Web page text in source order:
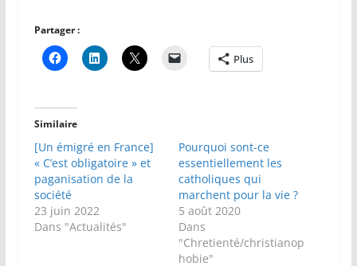
Partager :
Plus
Similaire
[Un émigré en France]
« C’est obligatoire » et
paganisation de la
société
23 juin 2022
Dans "Actualités"
Pourquoi sont-ce
essentiellement les
catholiques qui
marchent pour la vie ?
5 août 2020
Dans
"Chretienté/christianop
hobie"